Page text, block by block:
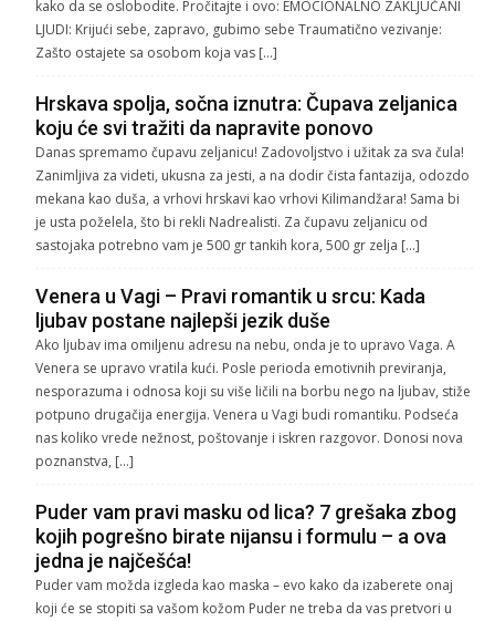
kako da se oslobodite. Pročitajte i ovo: EMOCIONALNO ZAKLJUČANI
LJUDI: Krijući sebe, zapravo, gubimo sebe Traumatično vezivanje:
Zašto ostajete sa osobom koja vas […]
Hrskava spolja, sočna iznutra: Čupava zeljanica
koju će svi tražiti da napravite ponovo
Danas spremamo čupavu zeljanicu! Zadovoljstvo i užitak za sva čula!
Zanimljiva za videti, ukusna za jesti, a na dodir čista fantazija, odozdo
mekana kao duša, a vrhovi hrskavi kao vrhovi Kilimandžara! Sama bi
je usta poželela, što bi rekli Nadrealisti. Za čupavu zeljanicu od
sastojaka potrebno vam je 500 gr tankih kora, 500 gr zelja […]
Venera u Vagi – Pravi romantik u srcu: Kada
ljubav postane najlepši jezik duše
Ako ljubav ima omiljenu adresu na nebu, onda je to upravo Vaga. A
Venera se upravo vratila kući. Posle perioda emotivnih previranja,
nesporazuma i odnosa koji su više ličili na borbu nego na ljubav, stiže
potpuno drugačija energija. Venera u Vagi budi romantiku. Podseća
nas koliko vrede nežnost, poštovanje i iskren razgovor. Donosi nova
poznanstva, […]
Puder vam pravi masku od lica? 7 grešaka zbog
kojih pogrešno birate nijansu i formulu – a ova
jedna je najčešća!
Puder vam možda izgleda kao maska – evo kako da izaberete onaj
koji će se stopiti sa vašom kožom Puder ne treba da vas pretvori u